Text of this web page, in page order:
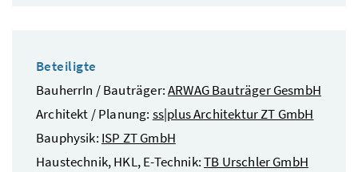
Beteiligte
BauherrIn / Bauträger:ARWAG Bauträger GesmbH
Architekt / Planung: ss|plus Architektur ZT GmbH
Bauphysik: ISP ZT GmbH
Haustechnik, HKL, E-Technik:TB Urschler GmbH